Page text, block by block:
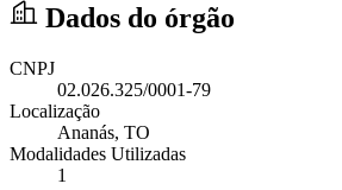
Dados do órgão
CNPJ
02.026.325/0001-79
Localização
Ananás, TO
Modalidades Utilizadas
1